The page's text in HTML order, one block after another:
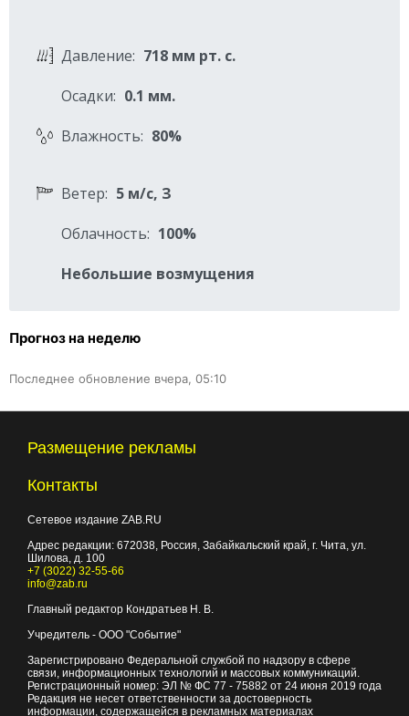
Давление: 718 мм рт. с.
Осадки: 0.1 мм.
Влажность: 80%
Ветер: 5 м/с, З
Облачность: 100%
Небольшие возмущения
Прогноз на неделю
Последнее обновление вчера, 05:10
Размещение рекламы
Контакты
Сетевое издание ZAB.RU
Адрес редакции: 672038 , Россия, Забайкальский край, г. Чита ул.
Шилова, д. 100
+7 (3022) 32-55-66
info@zab.ru
Главный редактор Кондратьев Н. В.
Учредитель - ООО "Событие"
Зарегистрировано Федеральной службой по надзору в сфере
связи, информационных технологий и массовых коммуникаций.
Регистрационный номер: ЭЛ № ФС 77 - 75882 от 24 июня 2019 года
Редакция не несет ответственности за достоверность
информации, содержащейся в рекламных материалах